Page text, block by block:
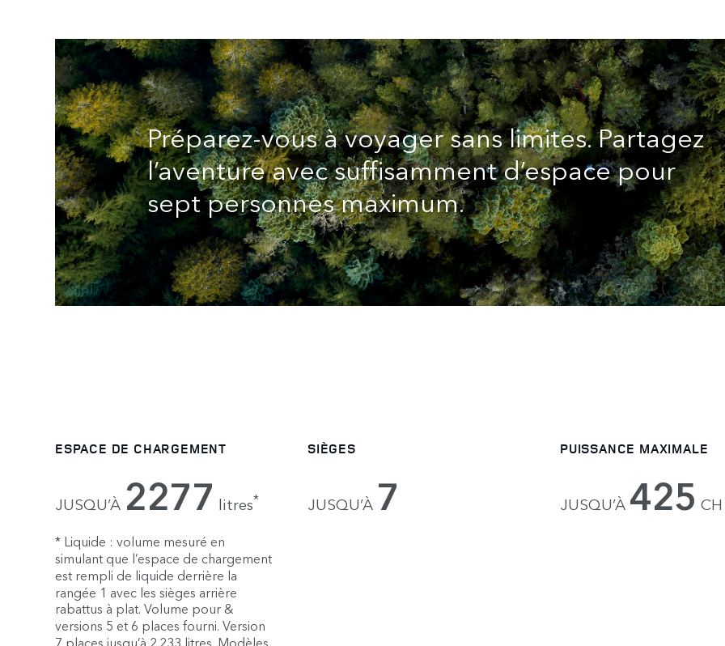
Préparez-vous à voyager sans limites. Partagez
l’aventure avec suffisamment d’espace pour
sept personnes maximum.
ESPACE DE CHARGEMENT
JUSQU’À 2277 litres*
* Liquide : volume mesuré en
simulant que l’espace de chargement
est rempli de liquide derrière la
rangée 1 avec les sièges arrière
rabattus à plat. Volume pour &
versions 5 et 6 places fourni. Version
7 places jusqu’à 2.233 litres. Modèles
SIÈGES
JUSQU’À 7
PUISSANCE MAXIMALE
JUSQU’À 425 CH